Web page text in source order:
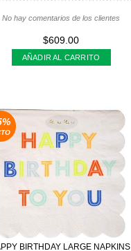
No hay comentarios de los clientes
$609.00
AÑADIR AL CARRITO
BIRTHDAY LARGE NAPKINS